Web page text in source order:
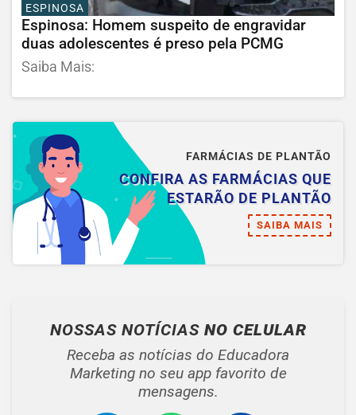
ESPINOSA
Espinosa: Homem suspeito de engravidar
duas adolescentes é preso pela PCMG
Saiba Mais:
FARMÁCIAS DE PLANTÃO
CONFIRA AS FARMÁCIAS QUE
ESTARÃO DE PLANTÃO
SAIBA MAIS
NOSSAS NOTÍCIAS NO CELULAR
Receba as notícias do Educadora
Marketing no seu app favorito de
mensagens.